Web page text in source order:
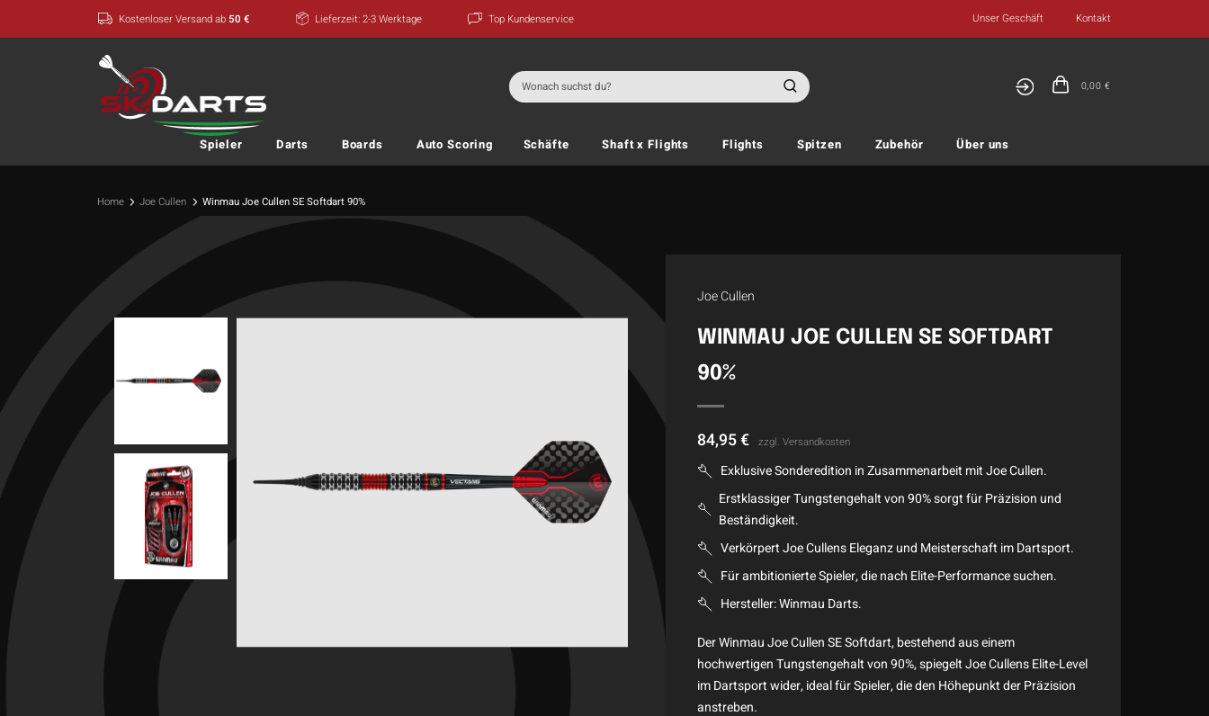
Kostenloser Versand ab50 € Lieferzeit: 2-3 Werktage Top Kundenservice Unser Geschäft Kontakt
Suchen
nach:
0,00 €
Spieler Darts Boards Auto Scoring Schäfte Shaft x Flights Flights Spitzen Zubehör Über uns
Home Joe Cullen Winmau Joe Cullen SE Softdart 90%
Joe Cullen
WINMAU JOE CULLEN SE SOFTDART
90%
84,95€ zzgl. Versandkosten
Exklusive Sonderedition in Zusammenarbeit mit Joe Cullen.
Erstklassiger Tungstengehalt von 90% sorgt für Präzision und
Beständigkeit.
Verkörpert Joe Cullens Eleganz und Meisterschaft im Dartsport.
Für ambitionierte Spieler, die nach Elite-Performance suchen.
Hersteller: Winmau Darts.
Der Winmau Joe Cullen SE Softdart, bestehend aus einem
hochwertigen Tungstengehalt von 90%, spiegelt Joe Cullens Elite-Level
im Dartsport wider, ideal für Spieler, die den Höhepunkt der Präzision
anstreben.